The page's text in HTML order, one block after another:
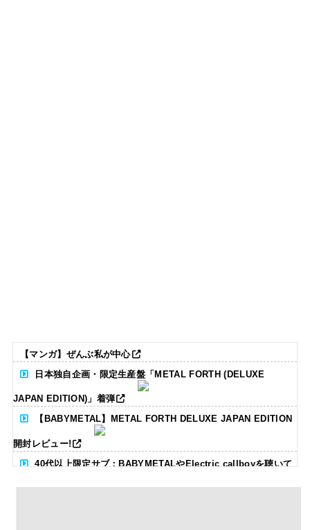
【マンガ】ぜんぶ私が中心
日本独自企画・限定生産盤「METAL FORTH (DELUXE
JAPAN EDITION)」着弾
【BABYMETAL】METAL FORTH DELUXE JAPAN EDITION
開封レビュー!
40代以上限定サブ：BABYMETALやElectric callboyを聴いて
る人いる？ 【海外の反応】